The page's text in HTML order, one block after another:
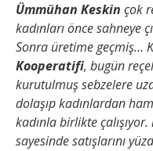
Ümmühan Keskin çok
kadınları önce sahneye
Sonra üretime geçmiş…
Kooperatifi, bugün
kurutulmuş sebzelere
dolaşıp kadınlardan
kadınla birlikte çalışıyor.
sayesinde satışlarını